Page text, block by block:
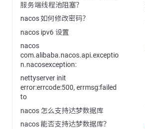
服务端线程池阻塞？
nacos 如何修改密码？
nacos ipv6 设置
nacos
com.alibaba.nacos.api.exceptio
n.nacosexception:
nettyserver init
error:errcode:500, errmsg:failed
to
nacos 怎么支持达梦数据库
nacos 能否支持达梦数据库？